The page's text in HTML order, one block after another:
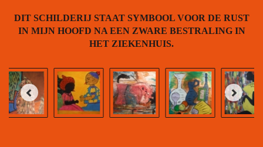
DIT SCHILDERIJ STAAT SYMBOOL VOOR DE RUST
IN MIJN HOOFD NA EEN ZWARE BESTRALING IN
HET ZIEKENHUIS.